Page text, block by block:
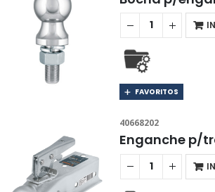
FAVORITOS
40668202
Enganche p/